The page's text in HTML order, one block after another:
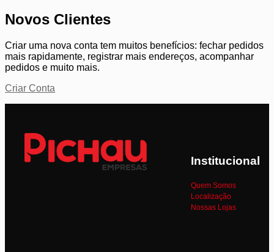
Novos Clientes
Criar uma nova conta tem muitos benefícios: fechar pedidos
mais rapidamente, registrar mais endereços, acompanhar
pedidos e muito mais.
Criar Conta
Institucional
Quem Somos
Localização
Nossas Lojas